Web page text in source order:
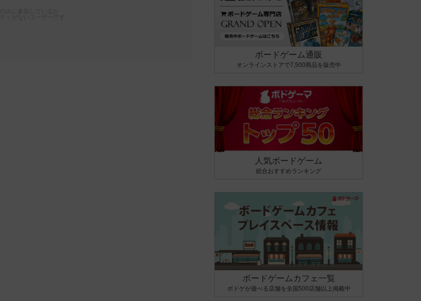
ボードゲーム通販
オンラインストアで7,500商品を販売中
人気ボードゲーム
総合おすすめランキング
ボードゲームカフェ一覧
ボドゲが遊べる店舗を全国500店舗以上掲載中